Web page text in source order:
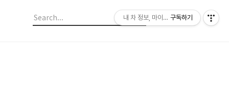
내 차 정보, 마이라이드구독하기